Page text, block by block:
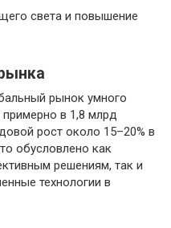
света и повышение
рынок умного
примерно в 1,8 млрд
рост около 15–20% в
обусловлено как
решениям, так и
технологии в